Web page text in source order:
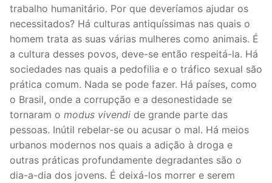
trabalho humanitário. Por que deveríamos ajudar os
necessitados? Há culturas antiquíssimas nas quais o
homem trata as suas várias mulheres como animais. É
a cultura desses povos, deve-se então respeitá-la. Há
sociedades nas quais a pedofilia e o tráfico sexual são
prática comum. Nada se pode fazer. Há países, como
o Brasil, onde a corrupção e a desonestidade se
tornaram o modus vivendi de grande parte das
pessoas. Inútil rebelar-se ou acusar o mal. Há meios
urbanos modernos nos quais a adição à droga e
outras práticas profundamente degradantes são o
dia-a-dia dos jovens. É deixá-los morrer e serem